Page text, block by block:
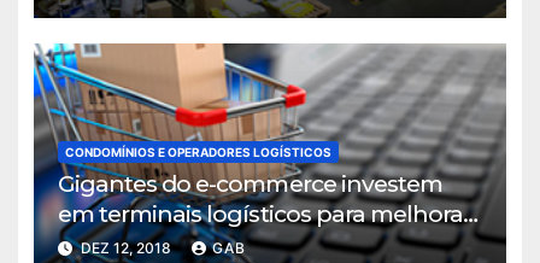
CONDOMÍNIOS E OPERADORES LOGÍSTICOS
Gigantes do e-commerce investem
em terminais logísticos para melhorar
ritmo de entregas
DEZ 12, 2018 GAB